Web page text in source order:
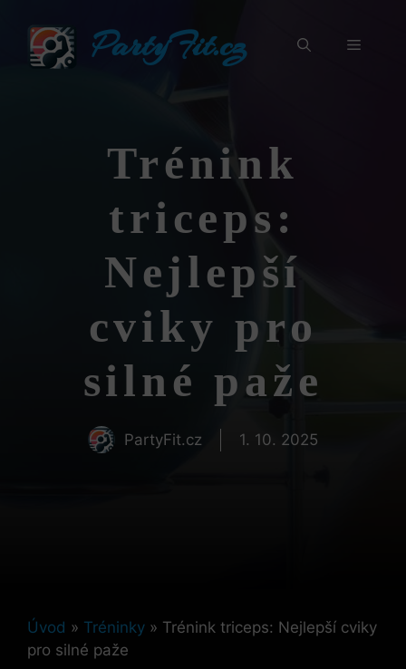
obsah
PartyFit.cz Menu
Trénink
triceps:
Nejlepší
cviky pro
silné paže
PartyFit.cz 1. 10. 2025
Úvod » Tréninky » Trénink triceps: Nejlepší cviky
pro silné paže